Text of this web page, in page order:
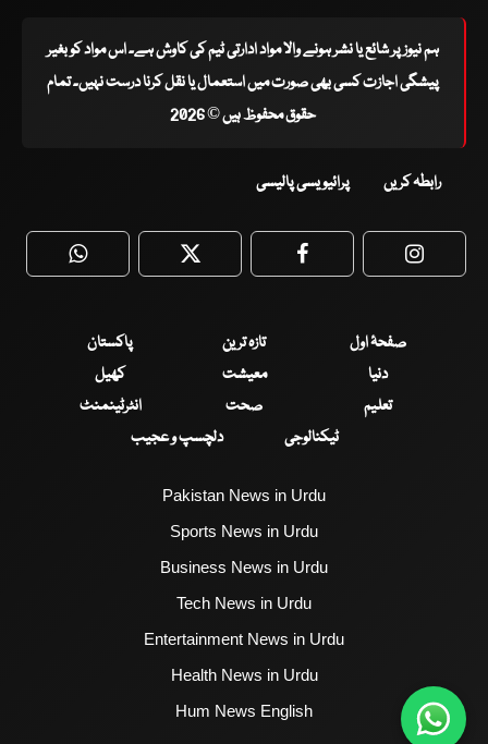
ہم نیوز پر شائع یا نشر ہونے والا مواد ادارتی ٹیم کی کاوش ہے۔ اس مواد کو بغیر
پیشگی اجازت کسی بھی صورت میں استعمال یا نقل کرنا درست نہیں۔ تمام
حقوق محفوظ ہیں © 2026
رابطہ کریں پرائیویسی پالیسی
WhatsApp Twitter Facebook
صفحۂ اول تازہ ترین
پاکستان
دنیا
معیشت
کھیل
تعلیم
صحت
انٹرٹینمنٹ
ٹیکنالوجی
دلچسپ و عجیب
Pakistan News in Urdu
Sports News in Urdu
Business News in Urdu
Tech News in Urdu
Entertainment News in Urdu
Health News in Urdu
Hum News English